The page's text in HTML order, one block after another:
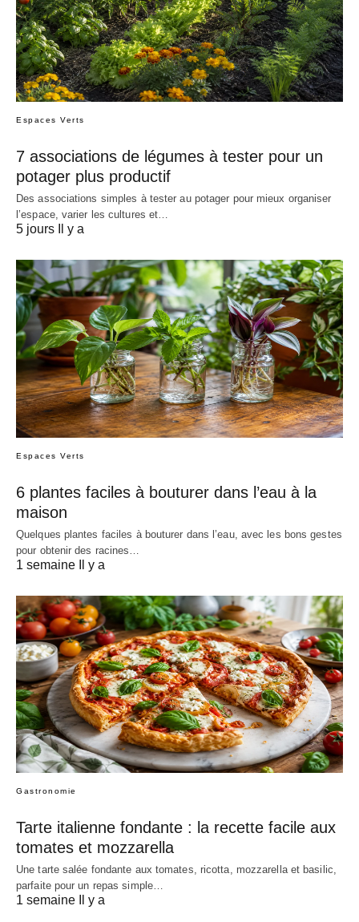
Espaces Verts
7 associations de légumes à tester pour un
potager plus productif
Des associations simples à tester au potager pour mieux organiser
l’espace, varier les cultures et…
5 jours Il y a
Espaces Verts
6 plantes faciles à bouturer dans l’eau à la
maison
Quelques plantes faciles à bouturer dans l’eau, avec les bons gestes
pour obtenir des racines…
1 semaine Il y a
Gastronomie
Tarte italienne fondante : la recette facile aux
tomates et mozzarella
Une tarte salée fondante aux tomates, ricotta, mozzarella et basilic,
parfaite pour un repas simple…
1 semaine Il y a